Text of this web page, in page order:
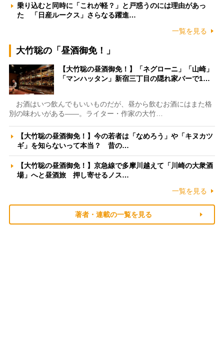
乗り込むと同時に「これが軽？」と戸惑うのには理由があっ
た 「日産ルークス」さらなる躍進…
一覧を見る
大竹聡の「昼酒御免！」
【大竹聡の昼酒御免！】「ネグローニ」「山崎」
「マンハッタン」新宿三丁目の隠れ家バーで1…
お酒はいつ飲んでもいいものだが、昼から飲むお酒にはまた格
別の味わいがある――。ライター・作家の大竹…
【大竹聡の昼酒御免！】今の若者は「なめろう」や「キヌカツ
ギ」を知らないって本当？ 昔の…
【大竹聡の昼酒御免！】京急線で多摩川越えて「川崎の大衆酒
場」へと昼酒旅 押し寄せるノス…
一覧を見る
著者・連載の一覧を見る